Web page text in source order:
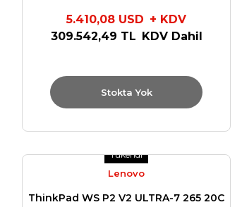
5.410,08 USD + KDV
309.542,49 TL KDV Dahil
Stokta Yok
Tükendi
Lenovo
ThinkPad WS P2 V2 ULTRA-7 265 20C